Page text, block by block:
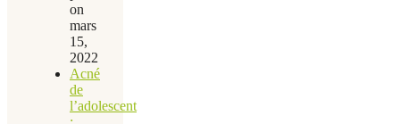
on
mars
15,
2022
Acné
de
l’adolescent